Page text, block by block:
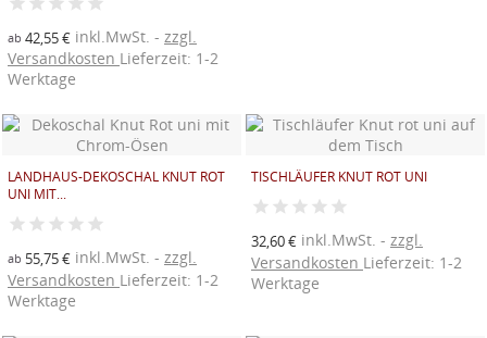
ab 42,55 € inkl.MwSt.
zzgl.
Versandkosten Lieferzeit: 1-2
Werktage
LANDHAUS-DEKOSCHAL KNUT ROT
UNI MIT...
ab 55,75 € inkl.MwSt.
zzgl.
Versandkosten Lieferzeit: 1-2
Werktage
TISCHLÄUFER KNUT ROT UNI
32,60 € inkl.MwSt.
zzgl.
Versandkosten Lieferzeit: 1-2
Werktage